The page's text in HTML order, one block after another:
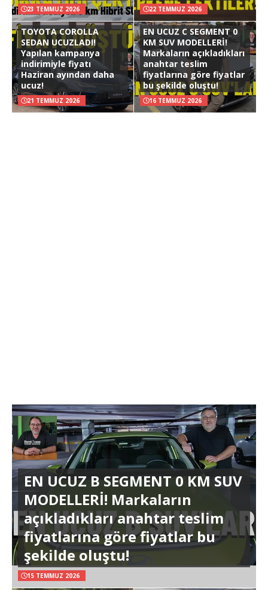
23 TEMMUZ 2026 22 TEMMUZ 2026
TOYOTA COROLLA
SEDAN UCUZLADI!
Yapılan kampanya
indirimiyle fiyatı
Haziran ayından daha
ucuz!
21 TEMMUZ 2026
EN UCUZ C SEGMENT 0
KM SUV MODELLERİ!
Markaların açıkladıkları
anahtar teslim
fiyatlarına göre fiyatlar
bu şekilde oluştu!
16 TEMMUZ 2026
EN UCUZ B SEGMENT 0 KM SUV
MODELLERİ! Markaların
açıkladıkları anahtar teslim
fiyatlarına göre fiyatlar bu
şekilde oluştu!
15 TEMMUZ 2026